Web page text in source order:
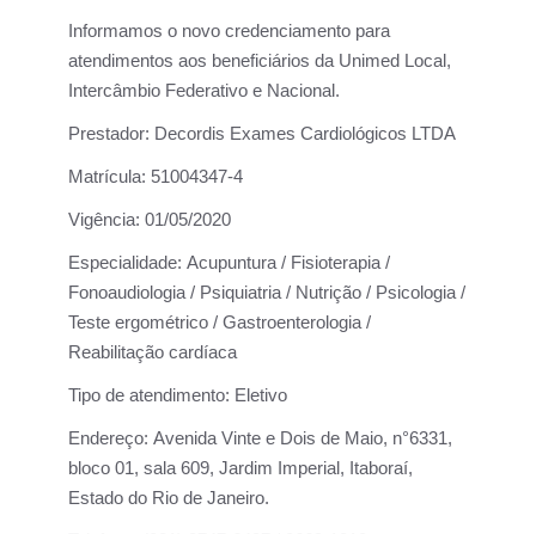
Informamos o novo credenciamento para
atendimentos aos beneficiários da Unimed Local,
Intercâmbio Federativo e Nacional.
Prestador: Decordis Exames Cardiológicos LTDA
Matrícula: 51004347-4
Vigência: 01/05/2020
Especialidade: Acupuntura / Fisioterapia /
Fonoaudiologia / Psiquiatria / Nutrição / Psicologia /
Teste ergométrico / Gastroenterologia /
Reabilitação cardíaca
Tipo de atendimento: Eletivo
Endereço: Avenida Vinte e Dois de Maio, n°6331,
bloco 01, sala 609, Jardim Imperial, Itaboraí,
Estado do Rio de Janeiro.